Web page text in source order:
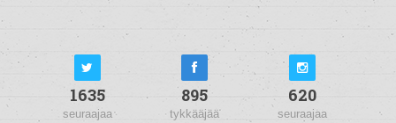
1635
seuraajaa
895
tykkääjää
620
seuraajaa